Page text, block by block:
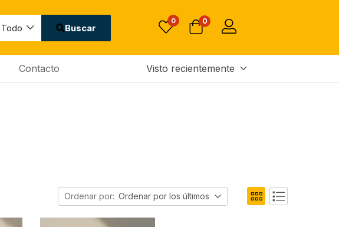
Todo Buscar
0 0
Contacto Visto recientemente
Ordenar por: Ordenar por los últimos